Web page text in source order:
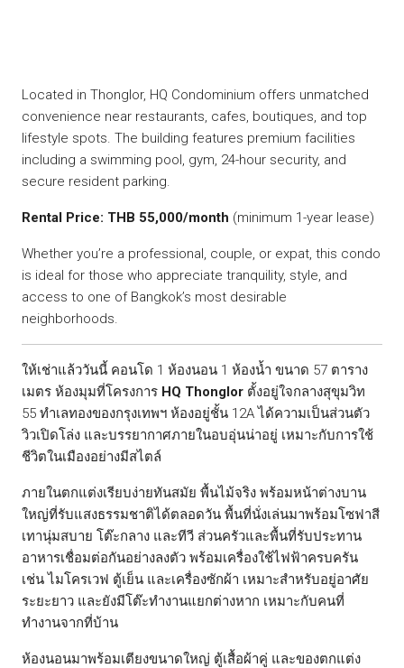
Located in Thonglor, HQ Condominium offers unmatched
convenience near restaurants, cafes, boutiques, and top
lifestyle spots. The building features premium facilities
including a swimming pool, gym, 24-hour security, and
secure resident parking.
Rental Price: THB 55,000/month (minimum 1-year lease)
Whether you’re a professional, couple, or expat, this condo
is ideal for those who appreciate tranquility, style, and
access to one of Bangkok’s most desirable
neighborhoods.
ให้เช่าแล้ววันนี้ คอนโด 1 ห้องนอน 1 ห้องน้ำ ขนาด 57 ตาราง
เมตร ห้องมุมที่โครงการ HQ Thonglor ตั้งอยู่ใจกลางสุขุมวิท
55 ทำเลทองของกรุงเทพฯ ห้องอยู่ชั้น 12A ได้ความเป็นส่วนตัว
วิวเปิดโล่ง และบรรยากาศภายในอบอุ่นน่าอยู่ เหมาะกับการใช้
ชีวิตในเมืองอย่างมีสไตล์
ภายในตกแต่งเรียบง่ายทันสมัย พื้นไม้จริง พร้อมหน้าต่างบาน
ใหญ่ที่รับแสงธรรมชาติได้ตลอดวัน พื้นที่นั่งเล่นมาพร้อมโซฟาสี
เทานุ่มสบาย โต๊ะกลาง และทีวี ส่วนครัวและพื้นที่รับประทาน
อาหารเชื่อมต่อกันอย่างลงตัว พร้อมเครื่องใช้ไฟฟ้าครบครัน
เช่น ไมโครเวฟ ตู้เย็น และเครื่องซักผ้า เหมาะสำหรับอยู่อาศัย
ระยะยาว และยังมีโต๊ะทำงานแยกต่างหาก เหมาะกับคนที่
ทำงานจากที่บ้าน
ห้องนอนมาพร้อมเตียงขนาดใหญ่ ตู้เสื้อผ้าคู่ และของตกแต่ง